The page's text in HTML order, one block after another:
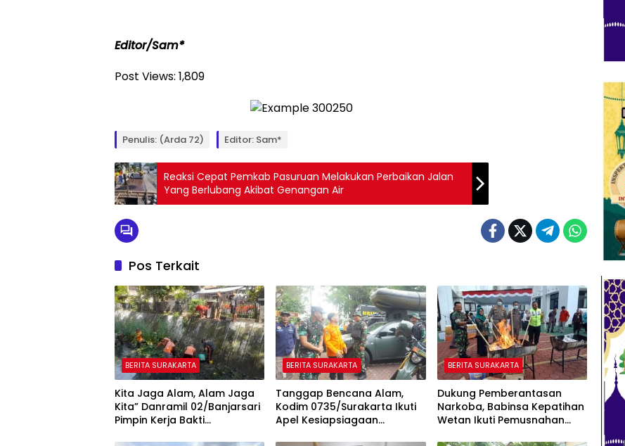
Editor/Sam*
Post Views: 1,809
Penulis: (Arda 72) Editor: Sam*
Reaksi Cepat Pemkab Pasuruan Melakukan Perbaikan Jalan
Yang Berlubang Akibat Genangan Air
Pos Terkait
BERITA SURAKARTA
Kita Jaga Alam, Alam Jaga
Kita” Danramil 02/Banjarsari
Pimpin Kerja Bakti
BERITA SURAKARTA
Tanggap Bencana Alam,
Kodim 0735/Surakarta Ikuti
Apel Kesiapsiagaan
BERITA SURAKARTA
Dukung Pemberantasan
Narkoba, Babinsa Kepatihan
Wetan Ikuti Pemusnahan